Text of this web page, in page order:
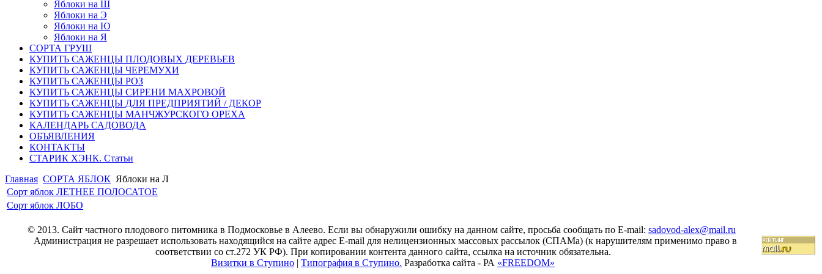
Яблоки на Ш
Яблоки на Э
Яблоки на Ю
Яблоки на Я
СОРТА ГРУШ
КУПИТЬ САЖЕНЦЫ ПЛОДОВЫХ ДЕРЕВЬЕВ
КУПИТЬ САЖЕНЦЫ ЧЕРЕМУХИ
КУПИТЬ САЖЕНЦЫ РОЗ
КУПИТЬ САЖЕНЦЫ СИРЕНИ МАХРОВОЙ
КУПИТЬ САЖЕНЦЫ ДЛЯ ПРЕДПРИЯТИЙ / ДЕКОР
КУПИТЬ САЖЕНЦЫ МАНЧЖУРСКОГО ОРЕХА
КАЛЕНДАРЬ САДОВОДА
ОБЪЯВЛЕНИЯ
КОНТАКТЫ
СТАРИК ХЭНК. Статьи
Главная CОРТА ЯБЛОК Яблоки на Л
Сорт яблок ЛЕТНЕЕ ПОЛОСАТОЕ
Сорт яблок ЛОБО
© 2013. Сайт частного плодового питомника в Подмосковье в Алеево. Если вы обнаружили ошибку на данном сайте, просьба сообщать по E-mail: sadovod-alex@mail.ru
Администрация не разрешает использовать находящийся на сайте адрес E-mail для нелицензионных массовых рассылок (СПАМа) (к нарушителям применимо право в
соответствии со ст.272 УК РФ). При копировании контента данного сайта, ссылка на источник обязательна.
Визитки в Ступино | Типография в Ступино. Разработка сайта - РА «FREEDOM»